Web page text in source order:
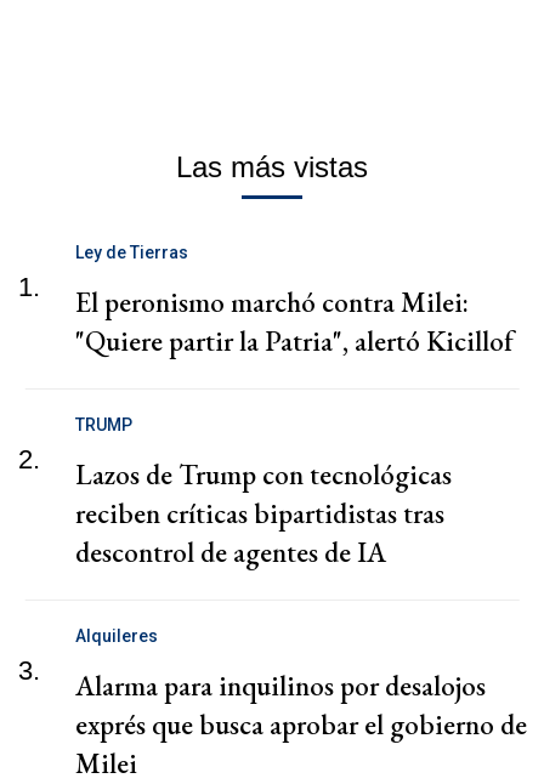
Las más vistas
1.
Ley de Tierras
El peronismo marchó contra Milei:
"Quiere partir la Patria", alertó Kicillof
2.
TRUMP
Lazos de Trump con tecnológicas
reciben críticas bipartidistas tras
descontrol de agentes de IA
3.
Alquileres
Alarma para inquilinos por desalojos
exprés que busca aprobar el gobierno de
Milei